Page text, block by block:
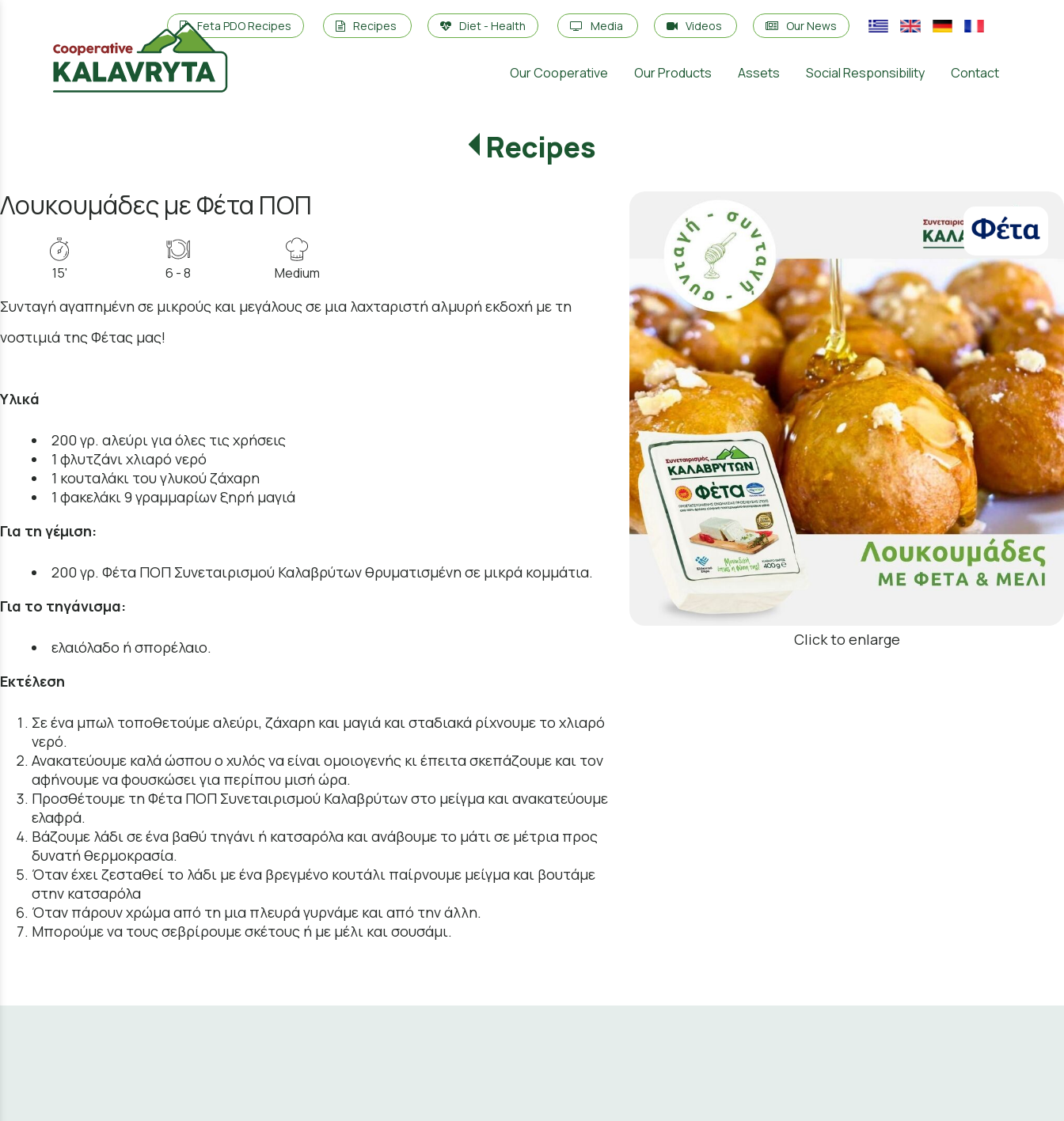
Feta PDO Recipes Recipes Diet - Health Media Videos Our News
Our Cooperative Our Products Assets Social Responsibility Contact
Recipes
Click to enlarge
Λουκουμάδες με Φέτα ΠΟΠ
15' 6 - 8 Medium
Συνταγή αγαπημένη σε μικρούς και μεγάλους σε μια λαχταριστή αλμυρή εκδοχή με τη
νοστιμιά της Φέτας μας!
Υλικά
200 γρ. αλεύρι για όλες τις χρήσεις
1 φλυτζάνι χλιαρό νερό
1 κουταλάκι του γλυκού ζάχαρη
1 φακελάκι 9 γραμμαρίων ξηρή μαγιά
Για τη γέμιση:
200 γρ. Φέτα ΠΟΠ Συνεταιρισμού Καλαβρύτων θρυματισμένη σε μικρά κομμάτια.
Για το τηγάνισμα:
ελαιόλαδο ή σπορέλαιο.
Εκτέλεση
Σε ένα μπωλ τοποθετούμε αλεύρι, ζάχαρη και μαγιά και σταδιακά ρίχνουμε το χλιαρό
νερό.
Ανακατεύουμε καλά ώσπου ο χυλός να είναι ομοιογενής κι έπειτα σκεπάζουμε και τον
αφήνουμε να φουσκώσει για περίπου μισή ώρα.
Προσθέτουμε τη Φέτα ΠΟΠ Συνεταιρισμού Καλαβρύτων στο μείγμα και ανακατεύουμε
ελαφρά.
Βάζουμε λάδι σε ένα βαθύ τηγάνι ή κατσαρόλα και ανάβουμε το μάτι σε μέτρια προς
δυνατή θερμοκρασία.
Όταν έχει ζεσταθεί το λάδι με ένα βρεγμένο κουτάλι παίρνουμε μείγμα και βουτάμε
στην κατσαρόλα
Όταν πάρουν χρώμα από τη μια πλευρά γυρνάμε και από την άλλη.
Μπορούμε να τους σεβρίρουμε σκέτους ή με μέλι και σουσάμι.